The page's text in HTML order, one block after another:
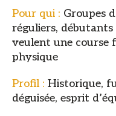
Pour qui : Groupes
réguliers,
veulent une course
physique
Profil : Historique,
déguisée, esprit